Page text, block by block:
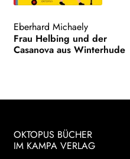
Eberhard Michaely
Frau Helbing und der
Casanova aus Winterhude
OKTOPUS BÜCHER
IM KAMPA VERLAG